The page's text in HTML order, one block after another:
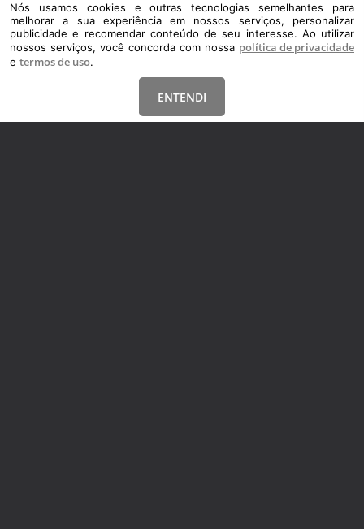
Venha nos conhecer
Avenida Paraguassú 8752
Harmonia | Imbé | RS
Nós usamos cookies e outras tecnologias semelhantes para
melhorar a sua experiência em nossos serviços, personalizar
publicidade e recomendar conteúdo de seu interesse. Ao utilizar
nossos serviços, você concorda com nossa política de privacidade
e termos de uso.
ENTENDI